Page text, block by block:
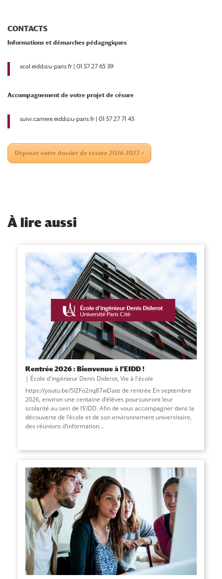
CONTACTS
Informations et démarches pédagogiques
scol.eidd@u-paris.fr | 01 57 27 65 39
Accompagnement de votre projet de césure
suivi.carriere.eidd@u-paris.fr | 01 57 27 71 45
Déposer votre dossier de césure 2026-2027 >
À lire aussi
Rentrée 2026 : Bienvenue à l’EIDD !
École d'ingénieur Denis Diderot, Vie à l'école
https://youtu.be/5IZFo2nq87wDate de rentrée En septembre
2026, environ une centaine d’élèves poursuivront leur
scolarité au sein de l’EIDD. Afin de vous accompagner dans la
découverte de l’école et de son environnement universitaire,
des réunions d’information...